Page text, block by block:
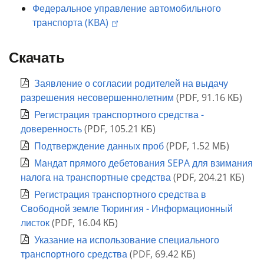
Федеральное управление автомобильного
транспорта (KBA)
Скачать
Заявление о согласии родителей на выдачу
разрешения несовершеннолетним (PDF, 91.16 КБ)
Регистрация транспортного средства -
доверенность(PDF, 105.21 КБ)
Подтверждение данных проб(PDF, 1.52 МБ)
Мандат прямого дебетования SEPA для взимания
налога на транспортные средства(PDF, 204.21 КБ)
Регистрация транспортного средства в
Свободной земле Тюрингия - Информационный
листок(PDF, 16.04 КБ)
Указание на использование специального
транспортного средства(PDF, 69.42 КБ)